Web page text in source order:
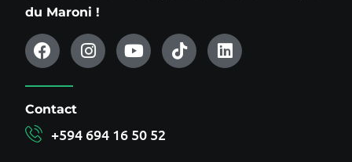
du Maroni !
Contact
+594 694 16 50 52